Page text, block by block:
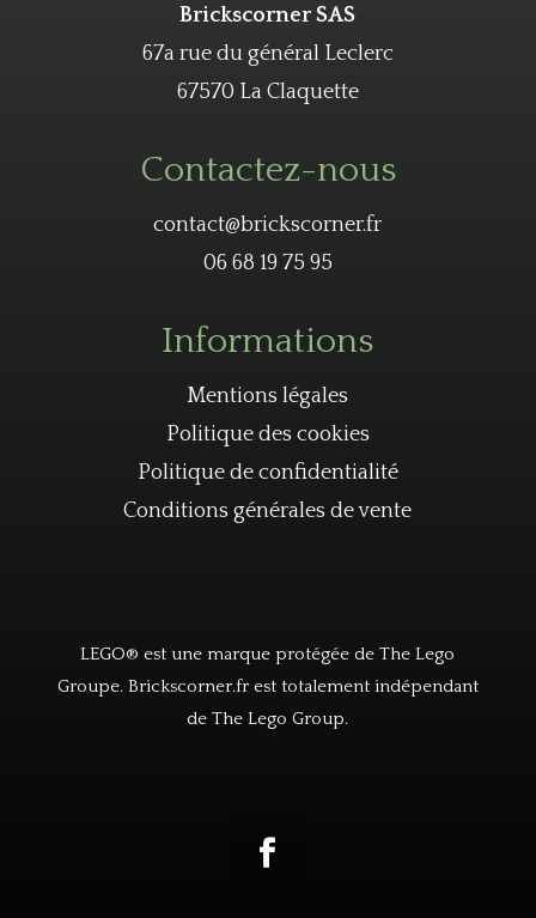
Brickscorner SAS
67a rue du général Leclerc
67570 La Claquette
Contactez-nous
contact@brickscorner.fr
06 68 19 75 95
Informations
Mentions légales
Politique des cookies
Politique de confidentialité
Conditions générales de vente
LEGO® est une marque protégée de The Lego
Groupe. Brickscorner.fr est totalement indépendant
de The Lego Group.